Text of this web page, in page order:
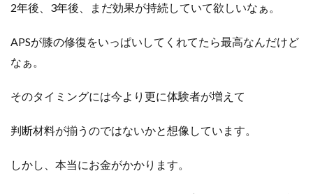
2年後、3年後、まだ効果が持続していて欲しいなぁ。
APSが膝の修復をいっぱいしてくれてたら最高なんだけど
なぁ。
そのタイミングには今より更に体験者が増えて
判断材料が揃うのではないかと想像しています。
しかし、本当にお金がかかります。